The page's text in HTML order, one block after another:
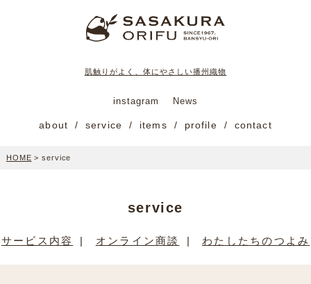
肌触りがよく、体にやさしい播州織物
instagram News
about service items profile contact
HOME >service
service
サービス内容 オンライン商談 わたしたちのつよみ